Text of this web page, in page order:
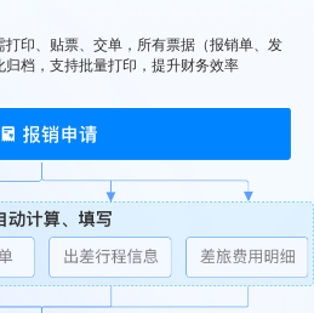
印、贴票、交单，所有票据（报销单、发
档，支持批量打印，提升财务效率